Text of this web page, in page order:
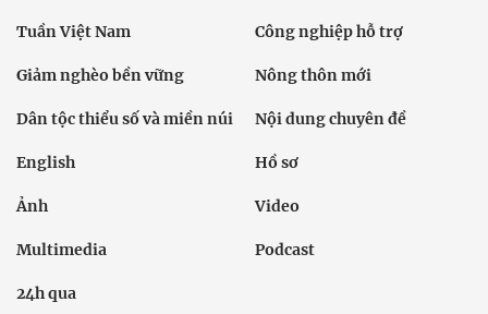
Tuần Việt Nam Công nghiệp hỗ trợ
Giảm nghèo bền vững Nông thôn mới
Dân tộc thiểu số và miền núi Nội dung chuyên đề
English Hồ sơ
Ảnh Video
Multimedia Podcast
24h qua